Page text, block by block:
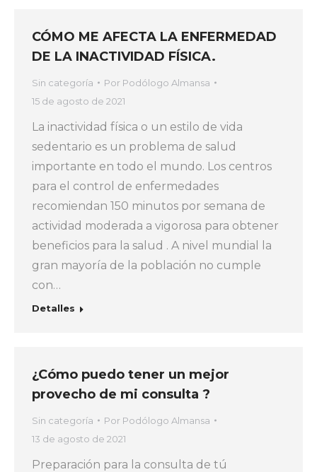
CÓMO ME AFECTA LA ENFERMEDAD
DE LA INACTIVIDAD FÍSICA.
Sin categoría Por Podólogo Almansa
15 de agosto de 2021
La inactividad física o un estilo de vida
sedentario es un problema de salud
importante en todo el mundo. Los centros
para el control de enfermedades
recomiendan 150 minutos por semana de
actividad moderada a vigorosa para obtener
beneficios para la salud . A nivel mundial la
gran mayoría de la población no cumple
con…
Detalles
¿Cómo puedo tener un mejor
provecho de mi consulta ?
Sin categoría Por Podólogo Almansa
13 de agosto de 2021
Preparación para la consulta de tú